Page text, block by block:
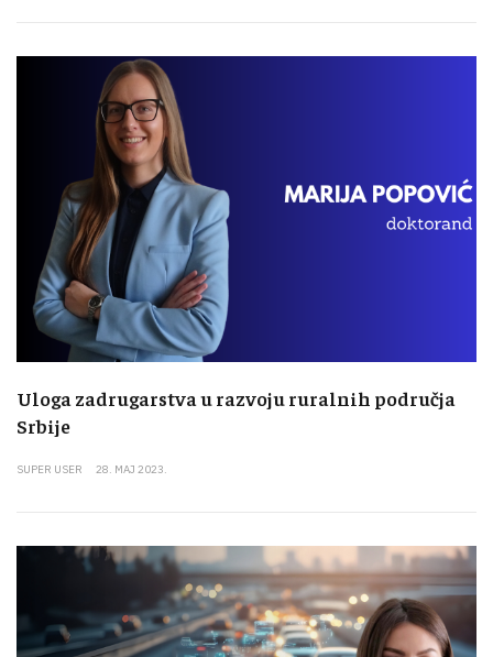
Uloga zadrugarstva u razvoju ruralnih područja
Srbije
SUPER USER 28. MAJ 2023.